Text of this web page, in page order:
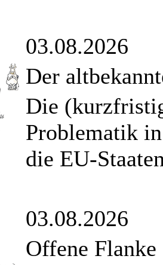
03.08.2026
Der
Die
Problematik
die EU-
03.08.2026
Offene Flanke